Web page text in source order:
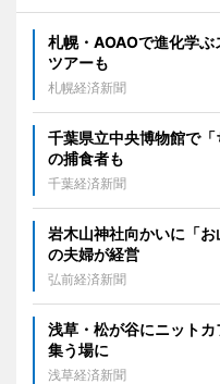
札幌・AOAOで進化学
ツアーも
札幌経済新聞
千葉県立中央博物館で
の捕食者も
千葉経済新聞
岩木山神社向かいに「
の夫婦が経営
弘前経済新聞
浅草・松が谷にニット
集う場に
浅草経済新聞